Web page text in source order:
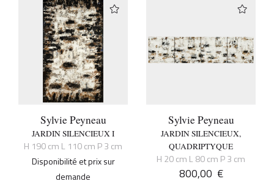
Sylvie Peyneau
JARDIN SILENCIEUX I
H 190 cm L 110 cm P 3 cm
Disponibilité et prix sur
demande
Sylvie Peyneau
JARDIN SILENCIEUX,
QUADRIPTYQUE
H 20 cm L 80 cm P 3 cm
800,00 €